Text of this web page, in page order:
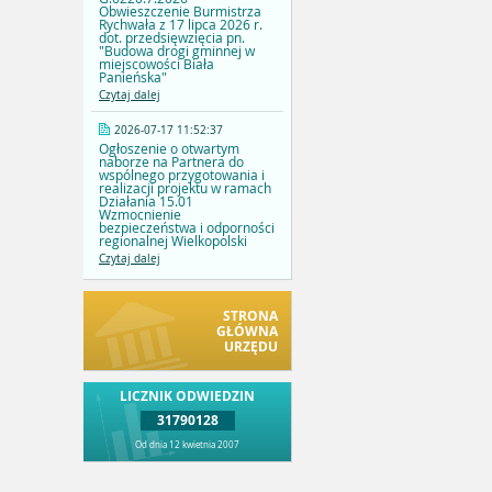
Obwieszczenie Burmistrza
Rychwała z 17 lipca 2026 r.
dot. przedsięwzięcia pn.
"Budowa drogi gminnej w
miejscowości Biała
Panieńska"
Czytaj dalej
2026-07-17 11:52:37
Ogłoszenie o otwartym
naborze na Partnera do
wspólnego przygotowania i
realizacji projektu w ramach
Działania 15.01
Wzmocnienie
bezpieczeństwa i odporności
regionalnej Wielkopolski
Czytaj dalej
STRONA
GŁÓWNA
URZĘDU
LICZNIK ODWIEDZIN
31790128
Od dnia 12 kwietnia 2007